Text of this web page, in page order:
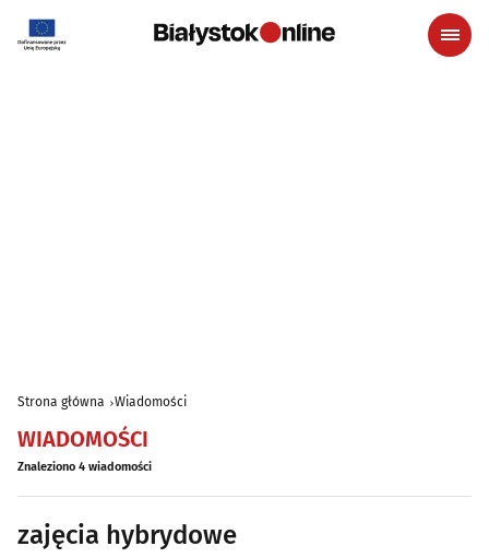
Strona główna Wiadomości
WIADOMOŚCI
Znaleziono 4 wiadomości
zajęcia hybrydowe